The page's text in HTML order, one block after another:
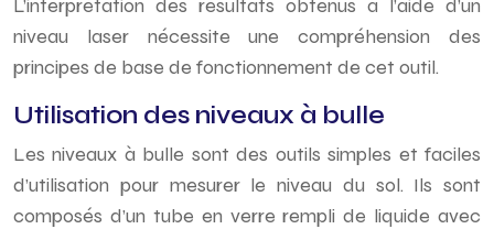
L’interprétation des résultats obtenus à l’aide d’un
niveau laser nécessite une compréhension des
principes de base de fonctionnement de cet outil.
Utilisation des niveaux à bulle
Les niveaux à bulle sont des outils simples et faciles
d’utilisation pour mesurer le niveau du sol. Ils sont
composés d’un tube en verre rempli de liquide avec